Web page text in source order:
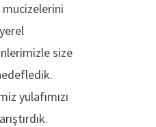
size
yulafımızı